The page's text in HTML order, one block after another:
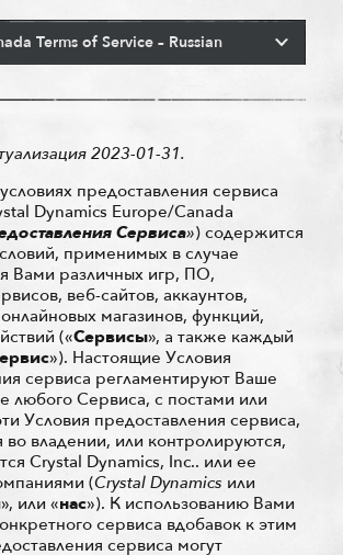
2023-01-31.
предоставления сервиса
Dynamics Europe/Canada
Сервиса») содержится
применимых в случае
Вами различных игр, ПО,
веб-сайтов, аккаунтов,
магазинов, функций,
(«Сервисы», а также каждый
»). Настоящие Условия
сервиса регламентируют Ваше
любого Сервиса, с постами или
Условия предоставления сервиса,
во владении, или контролируются,
Crystal Dynamics, Inc.. или ее
(Crystal Dynamics или
», или «нас»). К использованию Вами
сервиса вдобавок к этим
сервиса могут